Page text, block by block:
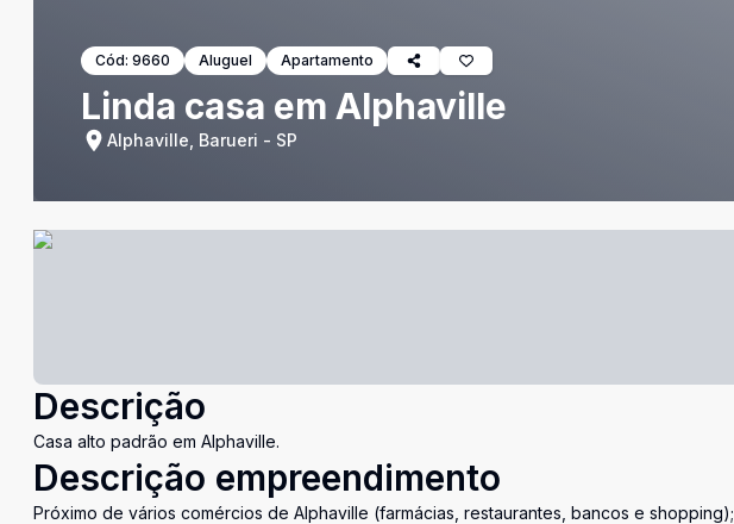
Cód: 9660 Aluguel Apartamento
Linda casa em Alphaville
Alphaville, Barueri - SP
Descrição
Casa alto padrão em Alphaville.
Descrição empreendimento
Próximo de vários comércios de Alphaville (farmácias, restaurantes, bancos e shopping);